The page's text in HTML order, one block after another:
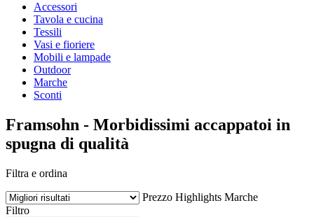
Accessori
Tavola e cucina
Tessili
Vasi e fioriere
Mobili e lampade
Outdoor
Marche
Sconti
Framsohn - Morbidissimi accappatoi in
spugna di qualità
Filtra e ordina
Prezzo Highlights Marche
Filtro